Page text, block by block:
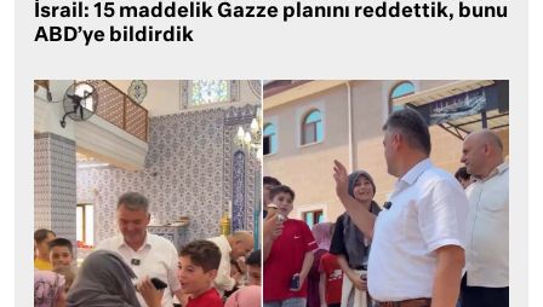
İsrail: 15 maddelik Gazze planını reddettik, bunu
ABD’ye bildirdik